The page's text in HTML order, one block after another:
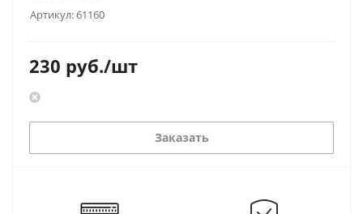
Артикул:61160
230 руб./шт
Заказать